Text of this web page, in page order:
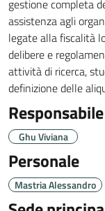
gestione completa
assistenza agli
legate alla fiscalità
delibere e
attività di ricerca,
definizione delle
Responsabile
Ghu Viviana
Personale
Mastria Alessandro